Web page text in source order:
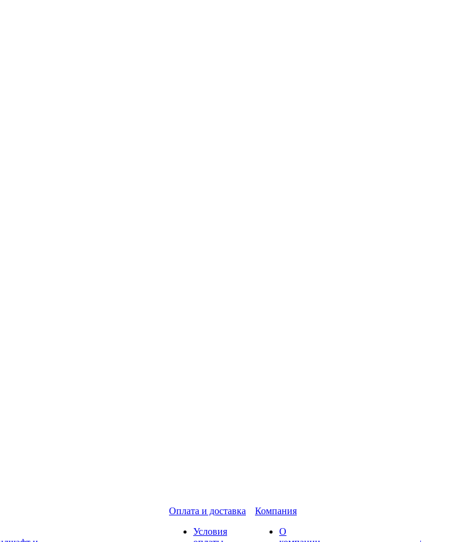
Оплата и доставка
Условия
Компания
О